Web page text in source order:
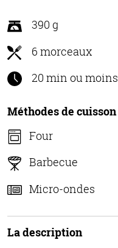
390 g
6 morceaux
20 min ou moins
Méthodes de cuisson
Four
Barbecue
Micro-ondes
La description